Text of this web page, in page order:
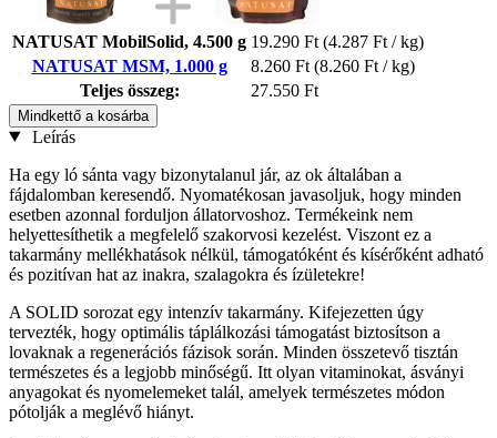
NATUSAT MobilSolid, 4.500 g 19.290 Ft (4.287 Ft / kg)
NATUSAT MSM, 1.000 g
8.260 Ft (8.260 Ft / kg)
Teljes összeg:
27.550 Ft
Mindkettő a kosárba
Leírás
Ha egy ló sánta vagy bizonytalanul jár, az ok általában a
fájdalomban keresendő. Nyomatékosan javasoljuk, hogy minden
esetben azonnal forduljon állatorvoshoz. Termékeink nem
helyettesíthetik a megfelelő szakorvosi kezelést. Viszont ez a
takarmány mellékhatások nélkül, támogatóként és kísérőként adható
és pozitívan hat az inakra, szalagokra és ízületekre!
A SOLID sorozat egy intenzív takarmány. Kifejezetten úgy
tervezték, hogy optimális táplálkozási támogatást biztosítson a
lovaknak a regenerációs fázisok során. Minden összetevő tisztán
természetes és a legjobb minőségű. Itt olyan vitaminokat, ásványi
anyagokat és nyomelemeket talál, amelyek természetes módon
pótolják a meglévő hiányt.